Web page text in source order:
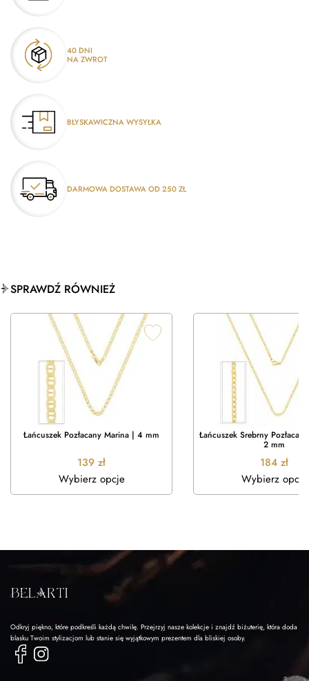
40 DNI
NA ZWROT
BŁYSKAWICZNA WYSYŁKA
DARMOWA DOSTAWA OD 250 ZŁ
SPRAWDŹ RÓWNIEŻ
Łańcuszek Pozłacany Marina | 4 mm
139 zł
Wybierz opcje
Łańcuszek Srebrny
2 mm
184 zł
Wybierz opcje
Odkryj piękno, które podkreśli każdą chwilę. Przejrzyj nasze kolekcje i znajdź biżuterię, która doda
blasku Twoim stylizacjom lub stanie się wyjątkowym prezentem dla bliskiej osoby.